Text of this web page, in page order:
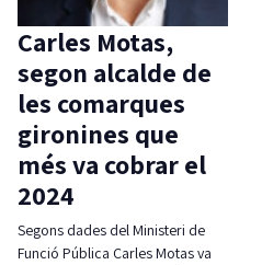
Carles Motas,
segon alcalde de
les comarques
gironines que
més va cobrar el
2024
Segons dades del Ministeri de
Funció Pública Carles Motas va